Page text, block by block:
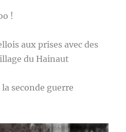
!
aux prises avec des
du Hainaut
seconde guerre